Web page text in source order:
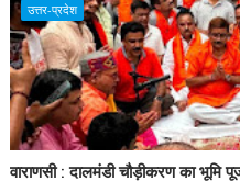
उत्तर-प्रदेश
वाराणसी : दालमंडी चौड़ीकरण का भूमि